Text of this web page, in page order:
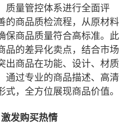
质量管控体系进行全面评
的商品质检流程，从原材料
保商品质量符合高标准。此
品的差异化卖点，结合市场
出商品在功能、设计、材质
通过专业的商品描述、高清
式，全方位展现商品价值。
发购买热情